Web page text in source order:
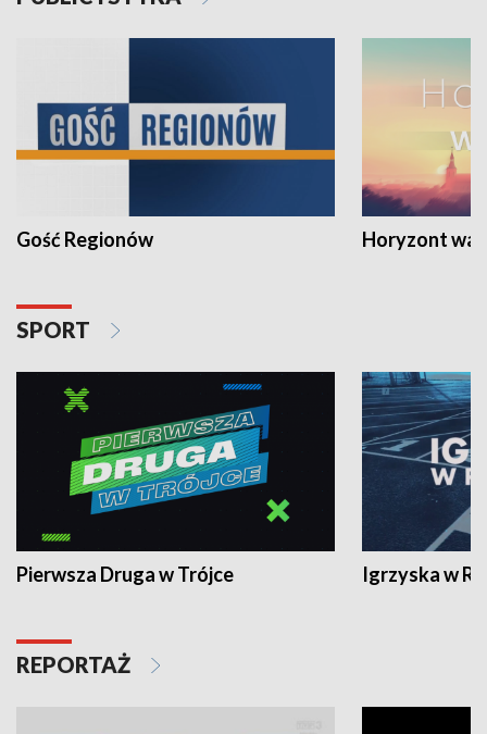
Gość Regionów Horyzont
SPORT
Pierwsza Druga w Trójce Igrzyska w
REPORTAŻ